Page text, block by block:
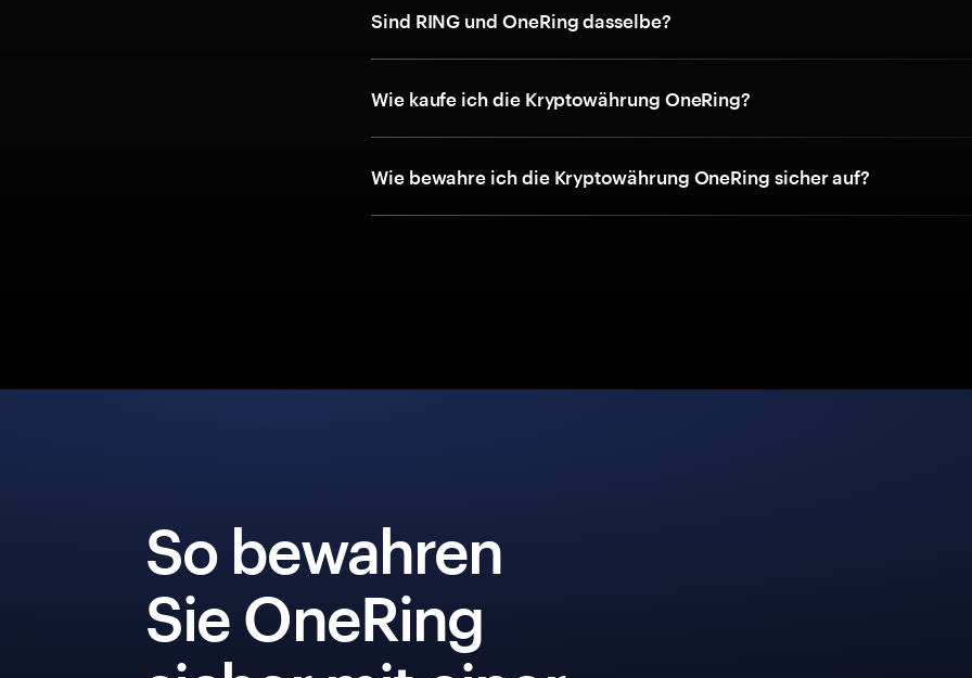
Sind RING und OneRing dasselbe?
Wie kaufe ich die Kryptowährung OneRing?
Wie bewahre ich die Kryptowährung OneRing sicher auf?
So bewahren
Sie OneRing